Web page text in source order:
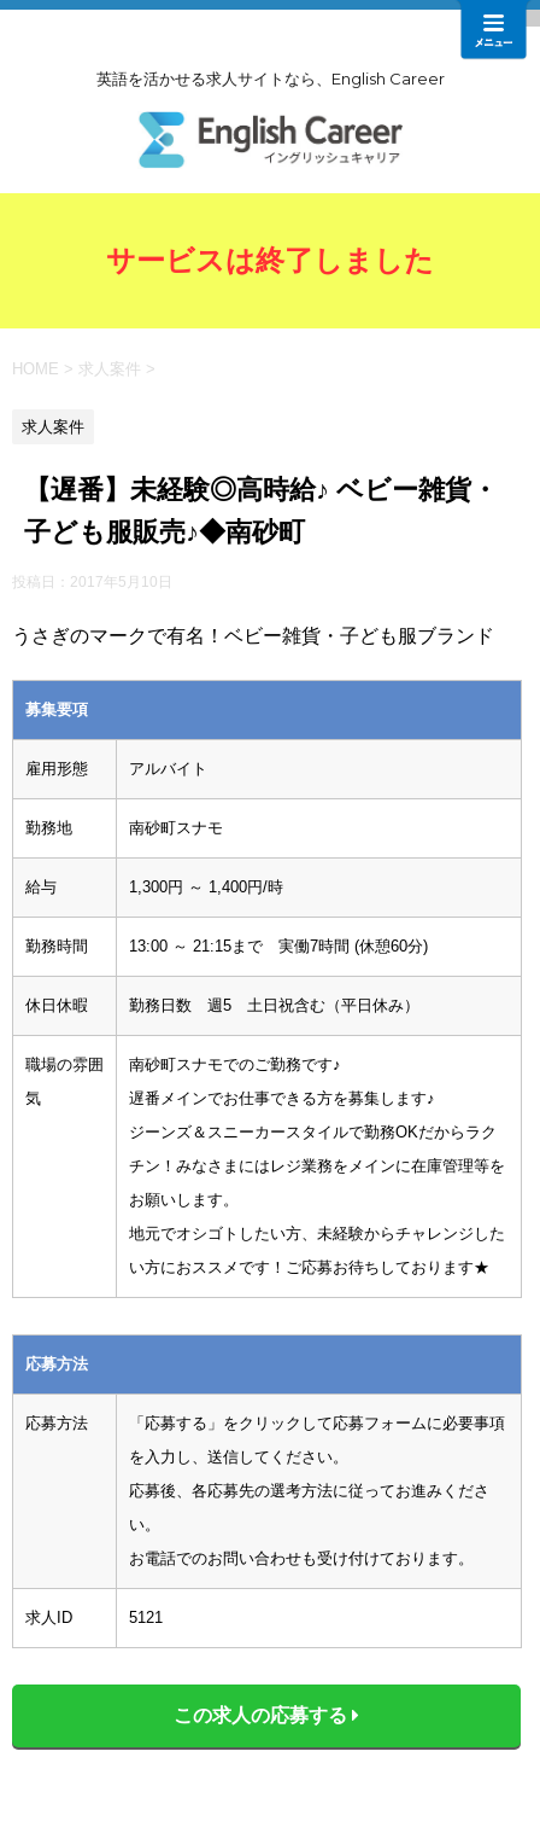
英語を活かせる求人サイトなら、English Career
サービスは終了しました
HOME > 求人案件 >
求人案件
【遅番】未経験◎高時給♪ ベビー雑貨・
子ども服販売♪◆南砂町
投稿日： 2017年5月10日
うさぎのマークで有名！ベビー雑貨・子ども服ブランド
募集要項
雇用形態 アルバイト
勤務地 南砂町スナモ
給与 1,300円 ～ 1,400円/時
勤務時間 13:00 ～ 21:15まで 実働7時間 (休憩60分)
休日休暇 勤務日数 週5 土日祝含む（平日休み）
職場の雰囲
気
南砂町スナモでのご勤務です♪
遅番メインでお仕事できる方を募集します♪
ジーンズ＆スニーカースタイルで勤務OKだからラク
チン！みなさまにはレジ業務をメインに在庫管理等を
お願いします。
地元でオシゴトしたい方、未経験からチャレンジした
い方におススメです！ご応募お待ちしております★
応募方法
応募方法
「応募する」をクリックして応募フォームに必要事項
を入力し、送信してください。
応募後、各応募先の選考方法に従ってお進みくださ
い。
お電話でのお問い合わせも受け付けております。
求人ID 5121
この求人の応募する